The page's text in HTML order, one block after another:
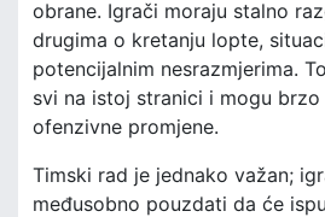
obrane. Igrači moraju stalno
drugima o kretanju lopte,
potencijalnim nesrazmjerima.
svi na istoj stranici i mogu brzo
ofenzivne promjene.
Timski rad je jednako važan;
međusobno pouzdati da će